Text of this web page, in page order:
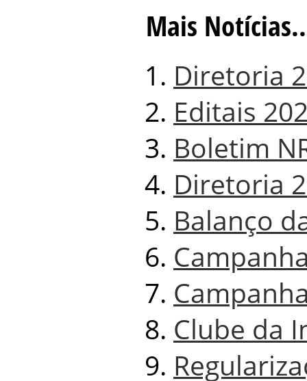
Mais
Diretoria
Editais
Boletim
Diretoria
Balanço
Clube da